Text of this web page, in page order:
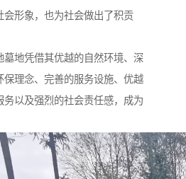
会形象，也为社会做出了积贡
墓地凭借其优越的自然环境、深
保理念、完善的服务设施、优越
务以及强烈的社会责任感，成为